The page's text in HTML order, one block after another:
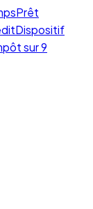
Prêt
Dispositif
sur 9